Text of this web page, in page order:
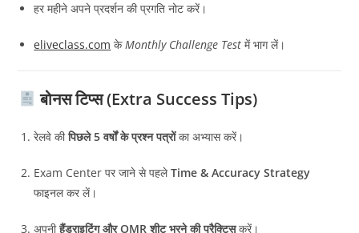
हर महीने अपने प्रदर्शन की प्रगति नोट करें।
eliveclass.com केMonthly Challenge Test में भाग लें।
बोनस टिप्स (Extra Success Tips)
रेलवे कीपिछले 5 वर्षों के प्रश्न पत्रोंका अभ्यास करें।
Exam Center पर जाने से पहलेTime & Accuracy Strategy
फाइनल कर लें।
अपनीहैंडराइटिंग और OMR शीट भरने की प्रैक्टिसकरें।